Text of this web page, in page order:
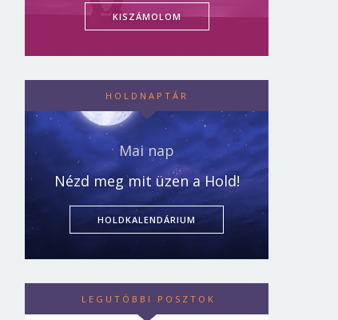
KISZÁMOLOM
HOLDNAPTÁR
Mai nap
Nézd meg mit üzen a Hold!
HOLDKALENDÁRIUM
LEGUTÓBBI POSZTOK